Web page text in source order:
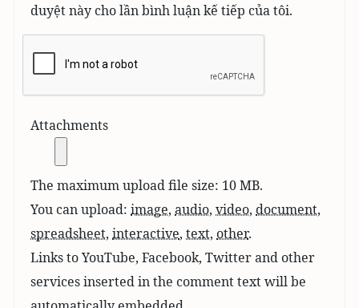
duyệt này cho lần bình luận kế tiếp của tôi.
Attachments
The maximum upload file size: 10 MB.
You can upload: image, audio, video, document,
spreadsheet, interactive, text, other.
Links to YouTube, Facebook, Twitter and other
services inserted in the comment text will be